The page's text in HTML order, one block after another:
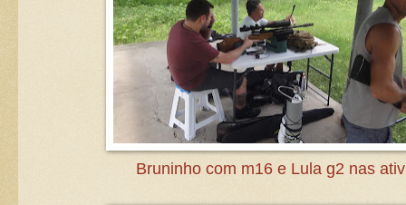
Bruninho com m16 e Lula g2 nas